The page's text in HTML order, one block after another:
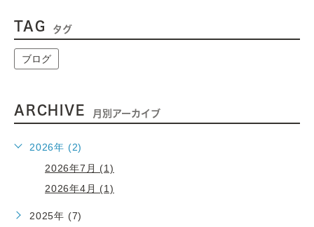
TAG タグ
ブログ
ARCHIVE 月別アーカイブ
2026年 (2)
2026年7月 (1)
2026年4月 (1)
2025年 (7)